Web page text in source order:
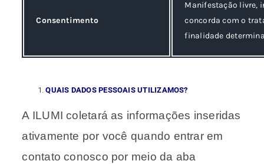
Consentimento
Manifestação livre,
concorda com o
finalidade
QUAIS DADOS PESSOAIS UTILIZAMOS?
A ILUMI coletará as informações inseridas
ativamente por você quando entrar em
contato conosco por meio da aba